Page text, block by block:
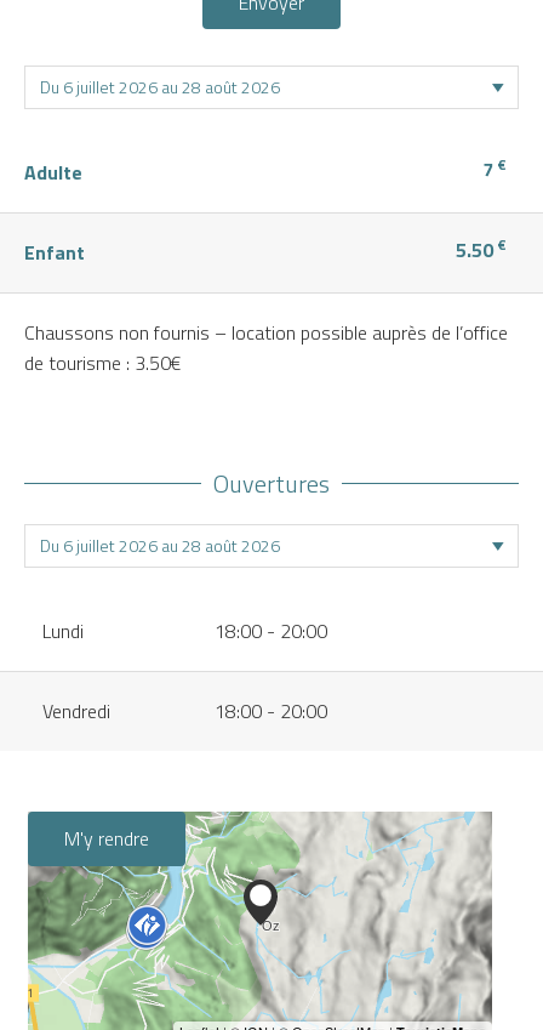
Adulte 7 €
Enfant 5.50 €
Chaussons non fournis – location possible auprès de l’office
de tourisme : 3.50€
Ouvertures
Lundi 18:00 - 20:00
Vendredi 18:00 - 20:00
M'y rendre